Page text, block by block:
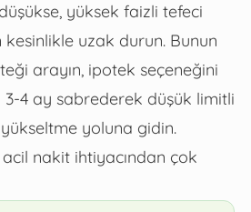
yüksek faizli tefeci
uzak durun. Bunun
arayın, ipotek seçeneğini
4 ay sabrederek düşük limitli
yükseltme yoluna gidin.
acil nakit ihtiyacından çok